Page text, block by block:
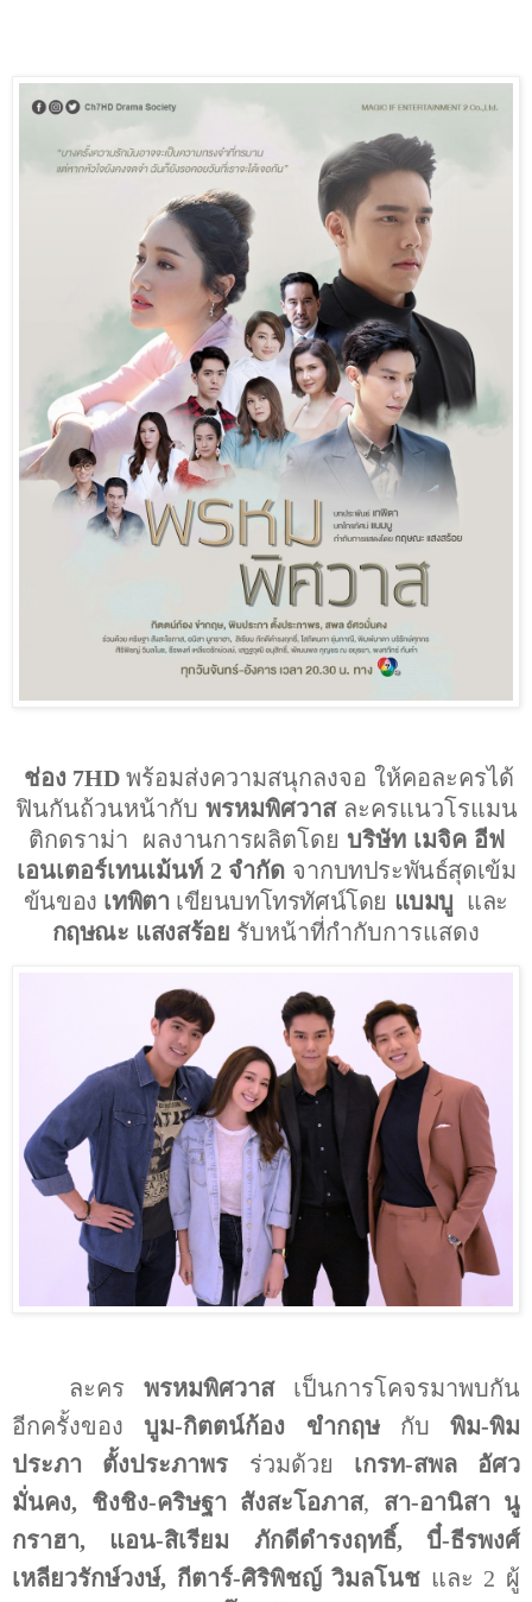
ช่อง 7HD พร้อมส่งความสนุกลงจอ ให้คอละครได้
ฟินกันถ้วนหน้ากับ พรหมพิศวาสละครแนวโรแมน
ติกดราม่า ผลงานการผลิตโดย บริษัท เมจิค อีฟ
เอนเตอร์เทนเม้นท์ 2 จำกัดจากบทประพันธ์สุดเข้ม
ข้นของ เทพิตา เขียนบทโทรทัศน์โดย แบมบู และ
กฤษณะ แสงสร้อย รับหน้าที่กำกับการแสดง
ละคร พรหมพิศวาสเป็นการโคจรมาพบกัน
อีกครั้งของบูม-กิตตน์ก้อง ขำกฤษ กับ พิม-พิม
ประภา ตั้งประภาพร ร่วมด้วย เกรท-สพล อัศว
มั่นคง, ชิงชิง-คริษฐา สังสะโอภาส, สา-อานิสา นู
กราฮา, แอน-สิเรียม ภักดีดำรงฤทธิ์, บี๋-ธีรพงศ์
เหลียวรักษ์วงษ์, กีตาร์-ศิริพิชญ์ วิมลโนช และ 2 ผู้